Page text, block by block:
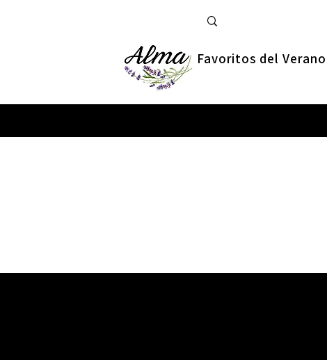
Favoritos del Verano